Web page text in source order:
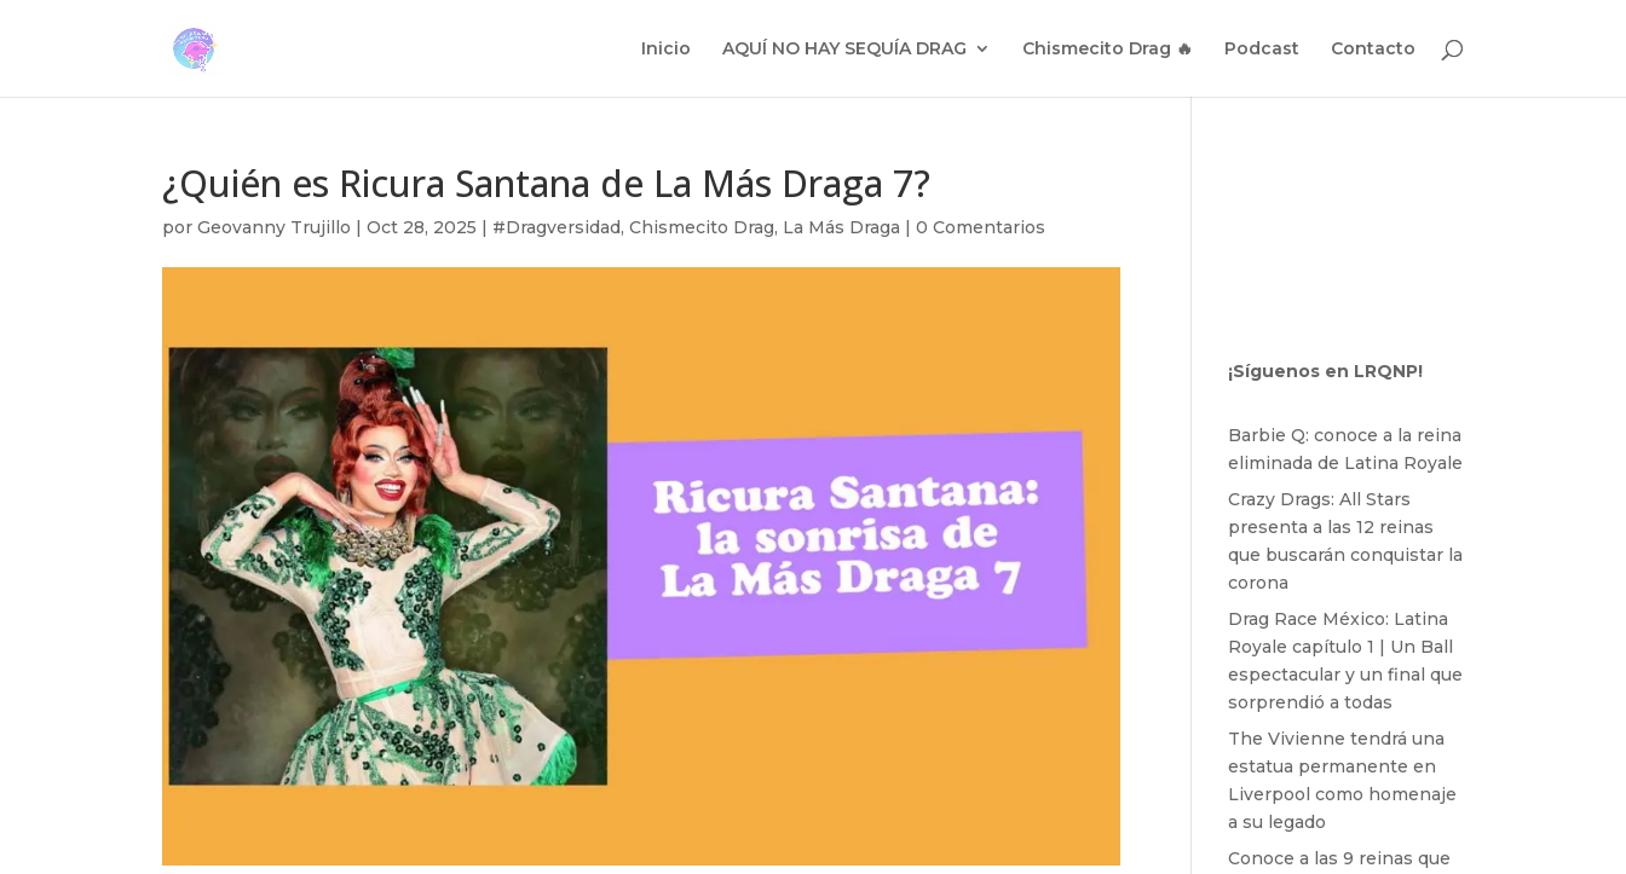
Inicio AQUÍ NO HAY SEQUÍA DRAG Chismecito Drag 🔥 Podcast Contacto
¿Quién es Ricura Santana de La Más Draga 7?
porGeovanny Trujillo |Oct 28, 2025 | #Dragversidad,Chismecito Drag, La Más Draga |0 Comentarios
¡Síguenos en LRQNP!
Barbie Q: conoce a la reina
eliminada de Latina Royale
Crazy Drags: All Stars
presenta a las 12 reinas
que buscarán conquistar la
corona
Drag Race México: Latina
Royale capítulo 1 | Un Ball
espectacular y un final que
sorprendió a todas
The Vivienne tendrá una
estatua permanente en
Liverpool como homenaje
a su legado
Conoce a las 9 reinas que